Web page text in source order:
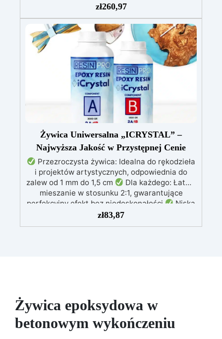
(800g) do wlewania, możliwą do barwienia
według uznania.
Zawiera białą żywicę
poliuretanową (1000g), którą można barwić
według uznania i ma szybki czas utwardzania
(30 minut).
Guma silikonowa w paście
(500g), łatwa do użycia z proporcją mieszania
1:1, idealna do tworzenia niestandardowych
W zestawie: pasta barwiąca,
wielokrotnego użytku forma silikonowa oraz
rękawice nitrilowe.
zł260,97
Żywica Uniwersalna „ICRYSTAL” –
Najwyższa Jakość w Przystępnej Cenie
Przezroczysta żywica: Idealna do rękodzieła
i projektów artystycznych, odpowiednia do
zalew od 1 mm do 1,5 cm
Dla każdego: Łatwe
mieszanie w stosunku 2:1, gwarantujące
perfekcyjny efekt bez niedoskonałości
Niska
lepkość: Zapewnia odlewy bez pęcherzyków,
kompatybilna z drewnem, silikonem, szkłem,
zł83,87
Żywica epoksydowa w
betonowym wykończeniu